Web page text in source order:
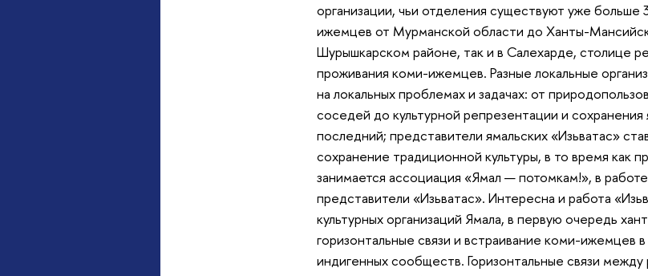
организации, чьи отделения существуют уже
ижемцев от Мурманской области до Ханты-
Шурышкарском районе, так и в Салехарде, столице
проживания коми-ижемцев. Разные локальные
на локальных проблемах и задачах: от
соседей до культурной репрезентации и сохранения
последний; представители ямальских «Изьватас»
сохранение традиционной культуры, в то время как
занимается ассоциация «Ямал — потомкам!», в
представители «Изьватас». Интересна и работа
культурных организаций Ямала, в первую очередь
горизонтальные связи и встраивание коми-ижемцев
индигенных сообществ. Горизонтальные связи